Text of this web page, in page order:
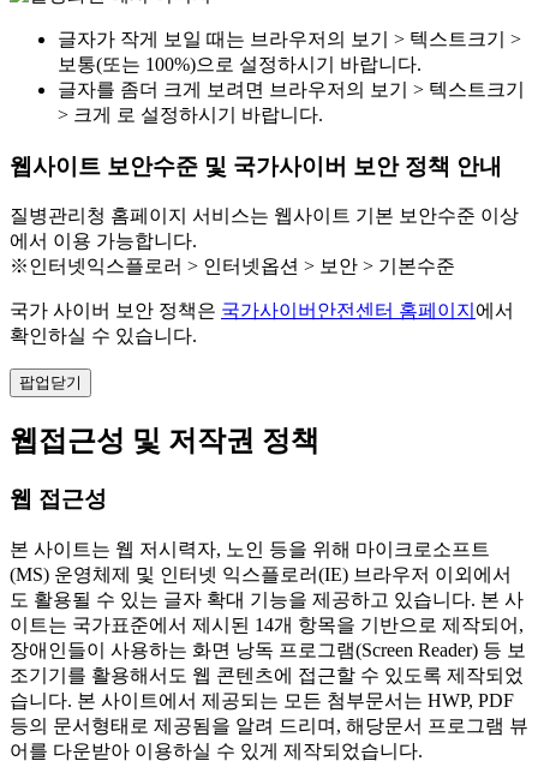
글자가 작게 보일 때는 브라우저의 보기 > 텍스트크기 >
보통(또는 100%)으로 설정하시기 바랍니다.
글자를 좀더 크게 보려면 브라우저의 보기 > 텍스트크기
> 크게 로 설정하시기 바랍니다.
웹사이트 보안수준 및 국가사이버 보안 정책 안내
질병관리청 홈페이지 서비스는 웹사이트 기본 보안수준 이상
에서 이용 가능합니다.
※인터넷익스플로러 > 인터넷옵션 > 보안 > 기본수준
국가 사이버 보안 정책은 국가사이버안전센터 홈페이지 에서
확인하실 수 있습니다.
팝업닫기
웹접근성 및 저작권 정책
웹 접근성
본 사이트는 웹 저시력자, 노인 등을 위해 마이크로소프트
(MS) 운영체제 및 인터넷 익스플로러(IE) 브라우저 이외에서
도 활용될 수 있는 글자 확대 기능을 제공하고 있습니다. 본 사
이트는 국가표준에서 제시된 14개 항목을 기반으로 제작되어,
장애인들이 사용하는 화면 낭독 프로그램(Screen Reader) 등 보
조기기를 활용해서도 웹 콘텐츠에 접근할 수 있도록 제작되었
습니다. 본 사이트에서 제공되는 모든 첨부문서는 HWP, PDF
등의 문서형태로 제공됨을 알려 드리며, 해당문서 프로그램 뷰
어를 다운받아 이용하실 수 있게 제작되었습니다.